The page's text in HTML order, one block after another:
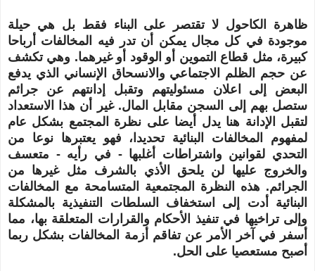
ظاهرة الكاحول لا تقتصر على البناء فقط بل هي حيلة
موجودة في كل مجال يمكن أن تدر فيه المخالفات أرباحا
كبيرة، مثل قطاع التموين أو الوقود أو غيرهما. وهي تكشف
عن حجم الظلم
الاجتماعي والانسحاق الإنساني الذي يدفع
البعض إلى اعلان مسئوليتهم وتقبل إدانتهم عن جرائم
ستصل بهم إلى السجن مقابل المال. غير أن هذا الاستعداد
لتقبل الإدانة هنا يدل أيضا على نظرة المجتمع بشكل عام
لمفهوم المخالفات البنائية تحديدا، فهو يعتبرها نوعا من
التحدي لقوانين واشتراطات أغلبها- في رأيه - متعسف
والخروج عليها لن يلحق الأذي بالشرف مثل غيرها من
الجرائم. هذه النظرة المجتمعية المتسامحة مع المخالفات
البنائية أدت إلى استخفاف السلطات التنفيذية بالمشكلة
وإلىتراخيها في تنفيذ الأحكام والقرارات المتعلقة بها، مما
أسفر في آخر الأمر عن تفاقم أزمة المخالفات بشكل ربما
أصبح مستعصيا على الحل.